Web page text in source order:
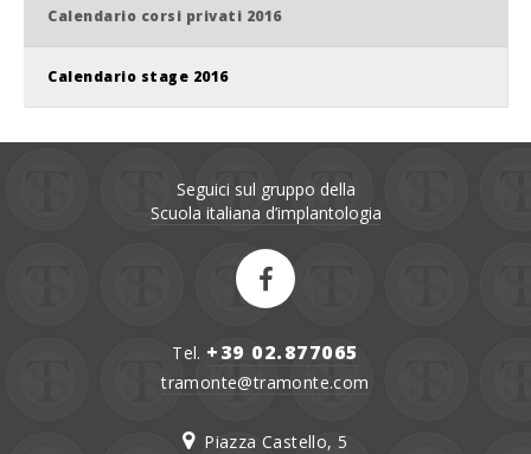
Calendario corsi privati 2016
Calendario stage 2016
Seguici sul gruppo della
Scuola italiana d’implantologia
Tel. +39 02.877065
tramonte@tramonte.com
Piazza Castello, 5